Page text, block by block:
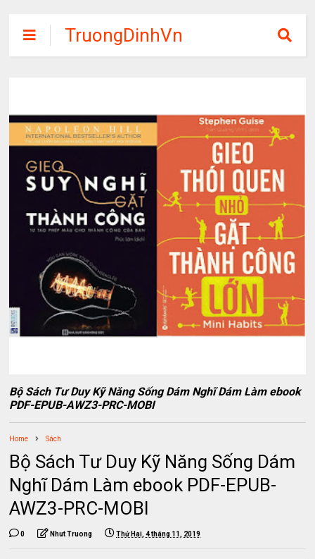
TruongDinhVn
Chia sẽ ebook,
tập miễn phí
Bộ Sách Tư Duy Kỹ Năng Sống Dám Nghĩ Dám Làm ebook
PDF-EPUB-AWZ3-PRC-MOBI
Home Sách
Bộ Sách Tư Duy Kỹ Năng Sống Dám
Nghĩ Dám Làm ebook PDF-EPUB-
AWZ3-PRC-MOBI
0 Nhut Truong Thứ Hai, 4 tháng 11, 2019